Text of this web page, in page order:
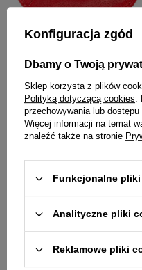
-6%
33,00 zł
Najniższa cena:33,00 zł
34,99 zł
Konfiguracja zgód
Dbamy o Twoją
Sklep korzysta z plików
Polityką dotyczącą cookies.
przechowywania lub
Więcej informacji na temat
znaleźć także na stronie
Funkcjonalne
Analityczne pliki
Reklamowe pliki